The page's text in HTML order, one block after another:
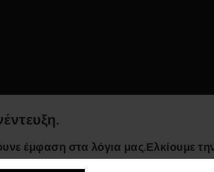
έμφαση στα λόγια μας.Ελκίουμε